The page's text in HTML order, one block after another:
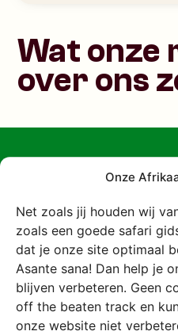
Onze
Net zoals jij houden wij
zoals een goede safari
dat je onze site optimaal
Asante sana! Dan help je
blijven verbeteren. Geen
off the beaten track en
onze website niet
Wat onze
over ons
Meer
over
reis?
Direct een voorstel voor
liever de mogelijkheden